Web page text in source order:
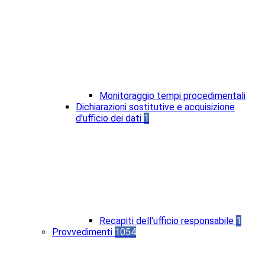
Monitoraggio tempi procedimentali
Dichiarazioni sostitutive e acquisizione
d'ufficio dei dati 1
Recapiti dell'ufficio responsabile 1
Provvedimenti 1054